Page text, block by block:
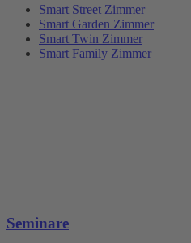
Smart Street Zimmer
Smart Garden Zimmer
Smart Twin Zimmer
Smart Family Zimmer
Seminare